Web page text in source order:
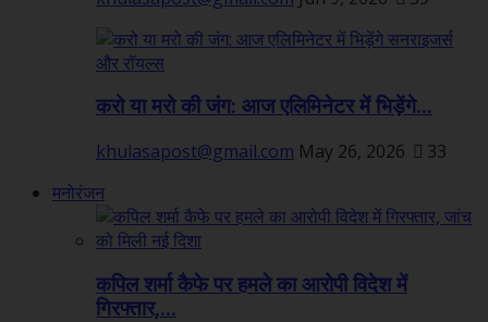
करो या मरो की जंग: आज एलिमिनेटर में भिड़ेंगे...
khulasapost@gmail.com May 26, 2026
33
मनोरंजन
कपिल शर्मा कैफे पर हमले का आरोपी विदेश में
गिरफ्तार,...